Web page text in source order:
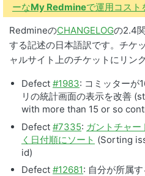
ーなMy Redmineで運用コスト
RedmineのCHANGELOGの2.4
する記述の日本語訳です。チケ
ャルサイト上のチケットにリン
Defect #1983: コミッターが
リの統計画面の表示を改善
with more than 15 or so
Defect #7335: ガントチャ
く日付順にソート (Sorting
id)
Defect #12681: 自分が所属